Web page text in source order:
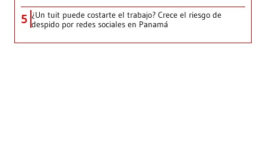
5 ¿Un tuit puede costarte el trabajo? Crece el riesgo de
despido por redes sociales en Panamá